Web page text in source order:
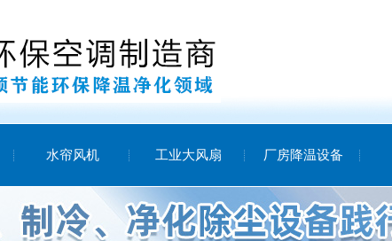
水帘风机 工业大风扇 厂房降温设备